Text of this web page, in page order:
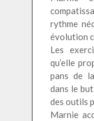
rythme
évolution
Les
qu’elle
pans de
dans le
des outils
Marnie